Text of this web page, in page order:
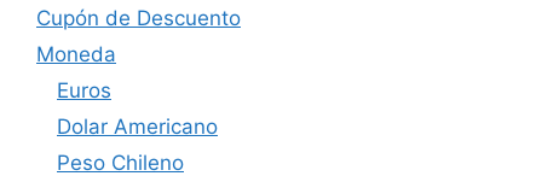
Cupón de Descuento
Moneda
Euros
Dolar Americano
Peso Chileno